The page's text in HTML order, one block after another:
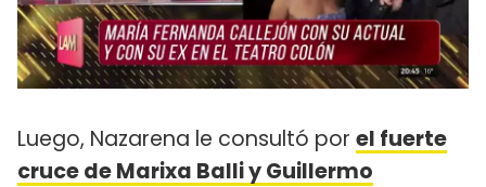
Luego, Nazarena le consultó por el fuerte
cruce de Marixa Balli y Guillermo